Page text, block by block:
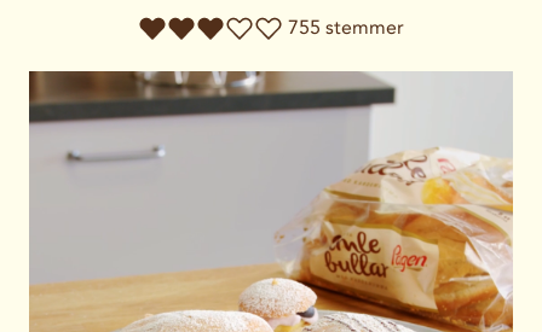
755 stemmer